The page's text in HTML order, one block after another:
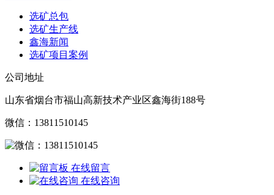
选矿总包
选矿生产线
鑫海新闻
选矿项目案例
公司地址
山东省烟台市福山高新技术产业区鑫海街188号
微信：13811510145
在线留言
在线咨询